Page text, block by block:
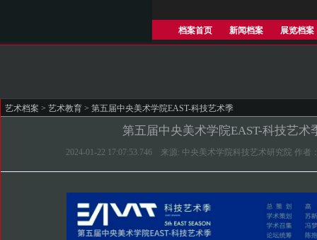
档案首页 新闻档案 展览档案
艺术档案 > 艺术教育 > 第五届中央美术学院EAST-科技艺术季
第五届中央美术学院EAST-科技艺术
2024-01-22 17:07:53.746 来源: 中央美术学院科技艺术研究院 作者